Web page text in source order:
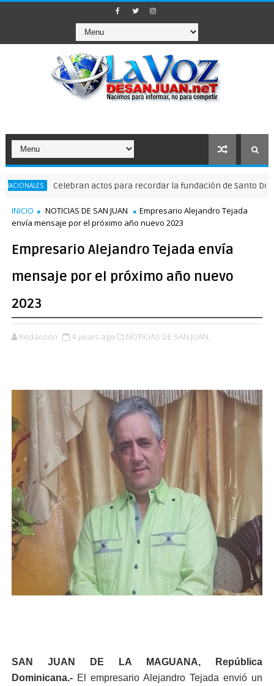
Celebran actos para recordar la fundación de Santo Domingo
INICIO NOTICIAS DE SAN JUAN
Empresario Alejandro Tejada
envía mensaje por el próximo año nuevo 2023
Empresario Alejandro Tejada envía
mensaje por el próximo año nuevo
2023
Redacción 4 years ago NOTICIAS DE SAN JUAN,
SAN JUAN DE LA MAGUANA, República
Dominicana.- El empresario Alejandro Tejada envió un